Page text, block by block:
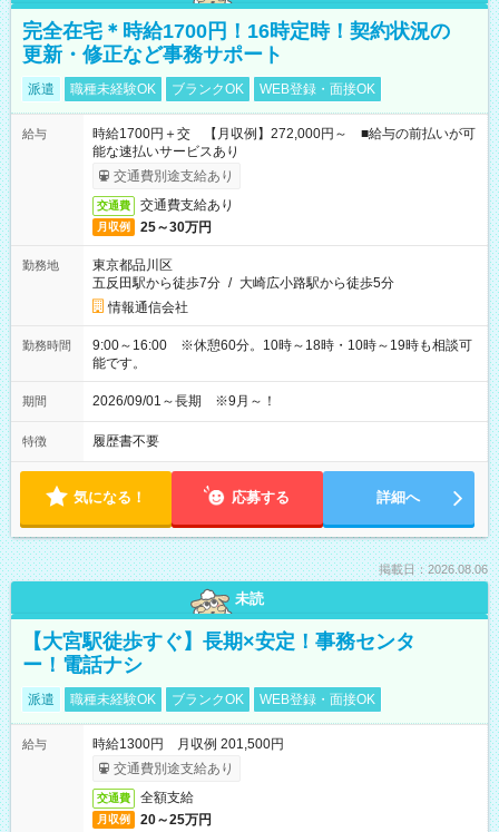
完全在宅＊時給1700円！16時定時！契約状況の
更新・修正など事務サポート
派遣 職種未経験OK ブランクOK WEB登録・面接OK
給与
時給1700円＋交 【月収例】272,000円～ ■給与の前払いが可
能な速払いサービスあり
交通費別途支給あり
交通費 交通費支給あり
月収例 25～30万円
勤務地
東京都品川区
五反田駅から徒歩7分 / 大崎広小路駅から徒歩5分
情報通信会社
勤務時間
9:00～16:00 ※休憩60分。10時～18時・10時～19時も相談可
能です。
期間 2026/09/01～長期 ※9月～！
特徴 履歴書不要
気になる！ 応募する 詳細へ
掲載日：2026.08.06
未読
【大宮駅徒歩すぐ】長期×安定！事務センタ
ー！電話ナシ
派遣 職種未経験OK ブランクOK WEB登録・面接OK
給与
時給1300円 月収例 201,500円
交通費別途支給あり
交通費 全額支給
月収例 20～25万円